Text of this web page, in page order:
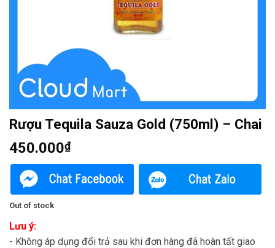
Rượu Tequila Sauza Gold (750ml) – Chai
450.000₫
Out of stock
Lưu ý:
- Không áp dụng đổi trả sau khi đơn hàng đã hoàn tất giao